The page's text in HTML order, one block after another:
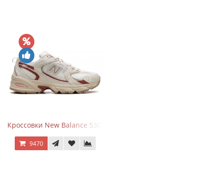
Кроссовки New Balance 530 Festival Pack Clay
9470